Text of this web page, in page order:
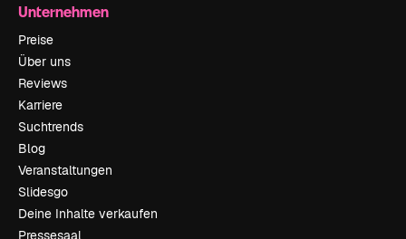
Unternehmen
Preise
Über uns
Reviews
Karriere
Suchtrends
Blog
Veranstaltungen
Slidesgo
Deine Inhalte verkaufen
Pressesaal